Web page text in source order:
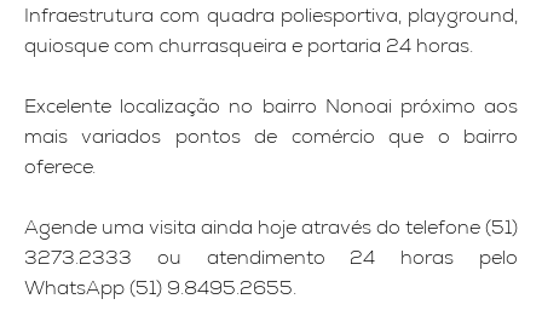
Infraestrutura com quadra poliesportiva, playground,
quiosque com churrasqueira e portaria 24 horas.
Excelente localização no bairro Nonoai próximo aos
mais variados pontos de comércio que o bairro
oferece.
Agende uma visita ainda hoje através do telefone (51)
3273.2333 ou atendimento 24 horas pelo
WhatsApp (51) 9.8495.2655.